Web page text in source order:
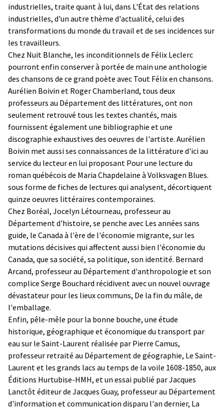
industrielles, traite quant à lui, dans L'État des relations
industrielles, d'un autre thème d'actualité, celui des
transformations du monde du travail et de ses incidences sur
les travailleurs.
Chez Nuit Blanche, les inconditionnels de Félix Leclerc
pourront enfin conserver à portée de main une anthologie
des chansons de ce grand poète avec Tout Félix en chansons.
Aurélien Boivin et Roger Chamberland, tous deux
professeurs au Département des littératures, ont non
seulement retrouvé tous les textes chantés, mais
fournissent également une bibliographie et une
discographie exhaustives des oeuvres de l'artiste. Aurélien
Boivin met aussi ses connaissances de la littérature d'ici au
service du lecteur en lui proposant Pour une lecture du
roman québécois de Maria Chapdelaine à Volksvagen Blues.
sous forme de fiches de lectures qui analysent, décortiquent
quinze oeuvres littéraires contemporaines.
Chez Boréal, Jocelyn Létourneau, professeur au
Département d'histoire, se penche avec Les années sans
guide, le Canada à l'ère de l'économie migrante, sur les
mutations décisives qui affectent aussi bien l'économie du
Canada, que sa société, sa politique, son identité. Bernard
Arcand, professeur au Département d'anthropologie et son
complice Serge Bouchard récidivent avec un nouvel ouvrage
dévastateur pour les lieux communs, De la fin du mâle, de
l'emballage.
Enfin, pêle-mêle pour la bonne bouche, une étude
historique, géographique et économique du transport par
eau sur le Saint-Laurent réalisée par Pierre Camus,
professeur retraité au Département de géographie, Le Saint-
Laurent et les grands lacs au temps de la voile 1608-1850, aux
Éditions Hurtubise-HMH, et un essai publié par Jacques
Lanctôt éditeur de Jacques Guay, professeur au Département
d'information et communication disparu l'an dernier, La